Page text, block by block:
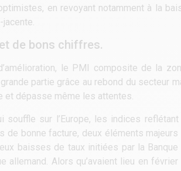
en revoyant notamment à la
de bons chiffres.
le PMI composite de la
partie grâce au rebond du secteur
et dépasse même les attentes.
souffle sur l’Europe, les indices
de bonne facture, deux éléments
baisses de taux initiées par la Banque
allemand. Alors qu’avaient lieu en